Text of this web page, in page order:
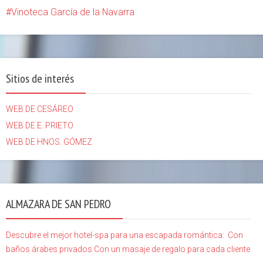
Vinoteca García de la Navarra
Sitios de interés
WEB DE CESÁREO
WEB DE E. PRIETO
WEB DE HNOS. GÓMEZ
ALMAZARA DE SAN PEDRO
Descubre el mejor hotel-spa para una escapada romántica: Con
baños árabes privados Con un masaje de regalo para cada cliente